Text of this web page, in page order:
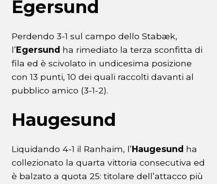
Egersund
Perdendo 3-1 sul campo dello Stabæk,
l’Egersund ha rimediato la terza sconfitta di
fila ed è scivolato in undicesima posizione
con 13 punti, 10 dei quali raccolti davanti al
pubblico amico (3-1-2).
Haugesund
Liquidando 4-1 il Ranhaim, l’Haugesund ha
collezionato la quarta vittoria consecutiva ed
è balzato a quota 25: titolare dell’attacco più